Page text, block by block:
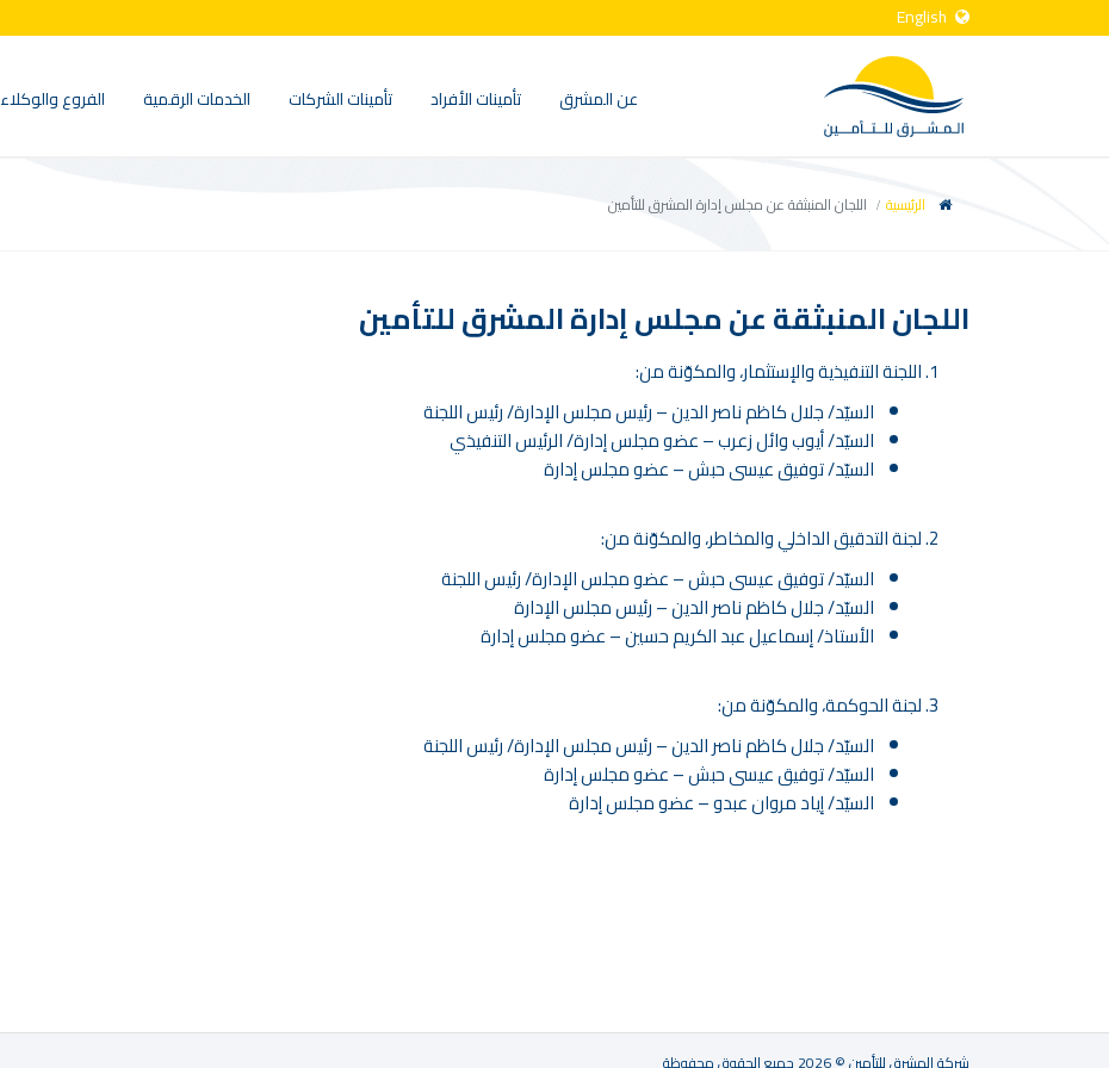
عن المشرق تأمينات الأفراد تأمينات الشركات الخدمات الرقمية الفروع والوكلاء
الرئيسية اللجان المنبثقة عن مجلس إدارة المشرق للتأمين
اللجان المنبثقة عن مجلس إدارة المشرق للتأمين
اللجنة التنفيذية والإستثمار، والمكوّنة من:
السيّد/ جلال كاظم ناصر الدين – رئيس مجلس الإدارة/ رئيس اللجنة
السيّد/ أيوب وائل زعرب – عضو مجلس إدارة/ الرئيس التنفيذي
السيّد/ توفيق عيسى حبش – عضو مجلس إدارة
لجنة التدقيق الداخلي والمخاطر، والمكوّنة من:
السيّد/ توفيق عيسى حبش – عضو مجلس الإدارة/ رئيس اللجنة
السيّد/ جلال كاظم ناصر الدين – رئيس مجلس الإدارة
الأستاذ/ إسماعيل عبد الكريم حسين – عضو مجلس إدارة
لجنة الحوكمة، والمكوّنة من:
السيّد/ جلال كاظم ناصر الدين – رئيس مجلس الإدارة/ رئيس اللجنة
السيّد/ توفيق عيسى حبش – عضو مجلس إدارة
السيّد/ إياد مروان عبدو – عضو مجلس إدارة